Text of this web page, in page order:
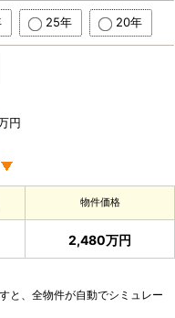
25年 20年
円
物件価格
2,480万円
と、全物件が自動でシミュレー